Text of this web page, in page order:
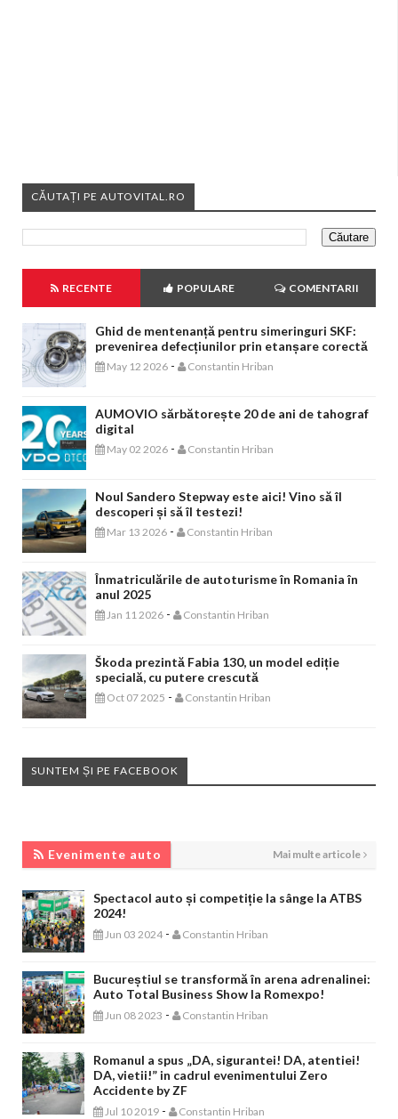
CĂUTAȚI PE AUTOVITAL.RO
RECENTE POPULARE COMENTARII
Ghid de mentenanță pentru simeringuri SKF:
prevenirea defecțiunilor prin etanșare corectă
May 12 2026 - Constantin Hriban
AUMOVIO sărbătorește 20 de ani de tahograf
digital
May 02 2026 - Constantin Hriban
Noul Sandero Stepway este aici! Vino să îl
descoperi și să îl testezi!
Mar 13 2026 - Constantin Hriban
Înmatriculările de autoturisme în Romania în
anul 2025
Jan 11 2026 - Constantin Hriban
Škoda prezintă Fabia 130, un model ediție
specială, cu putere crescută
Oct 07 2025 - Constantin Hriban
SUNTEM ȘI PE FACEBOOK
Evenimente auto Mai multe articole
Spectacol auto și competiție la sânge la ATBS
2024!
Jun 03 2024 - Constantin Hriban
Bucureștiul se transformă în arena adrenalinei:
Auto Total Business Show la Romexpo!
Jun 08 2023 - Constantin Hriban
Romanul a spus „DA, sigurantei! DA, atentiei!
DA, vietii!” in cadrul evenimentului Zero
Accidente by ZF
Jul 10 2019 - Constantin Hriban